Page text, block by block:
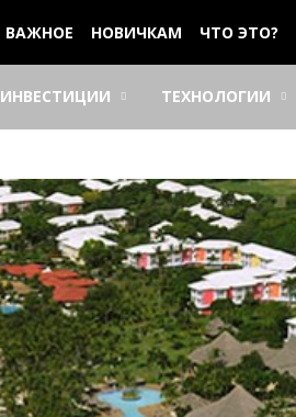
ВАЖНОЕ НОВИЧКАМ ЧТО ЭТО?
ИНВЕСТИЦИИ ТЕХНОЛОГИИ